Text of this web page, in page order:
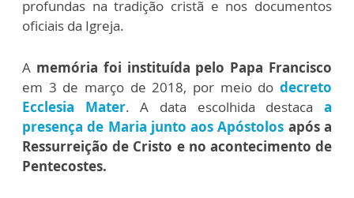
profundas na tradição cristã e nos documentos
oficiais da Igreja.
A memória foi instituída pelo Papa Francisco
em 3 de março de 2018, por meio do decreto
Ecclesia Mater. A data escolhida destacaa
presença de Maria junto aos Apóstolos após a
Ressurreição de Cristo e no acontecimento de
Pentecostes.